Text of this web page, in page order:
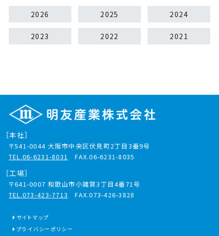
2026 2025 2024
2023 2022 2021
［本社］
〒541-0044 大阪市中央区伏見町2丁目3番9号
TEL.06-6231-8031
FAX.06-6231-8035
［工場］
〒641-0007 和歌山市小雑賀3丁目4番71号
TEL.073-423-7713
FAX.073-426-3828
サイトマップ
プライバシーポリシー